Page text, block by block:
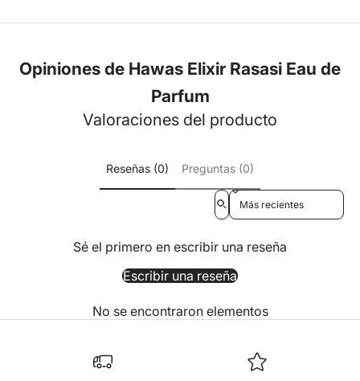
Opiniones de Hawas Elixir Rasasi Eau de
Parfum
Valoraciones del producto
Reseñas (0) Preguntas (0)
Sort reviews by
Sé el primero en escribir una reseña
Escribir una reseña
No se encontraron elementos